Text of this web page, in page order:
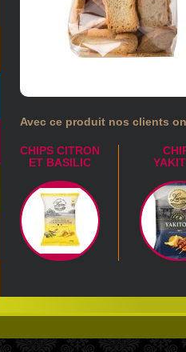
Avec ce produit nos clients
CHIPS CITRON
ET BASILIC